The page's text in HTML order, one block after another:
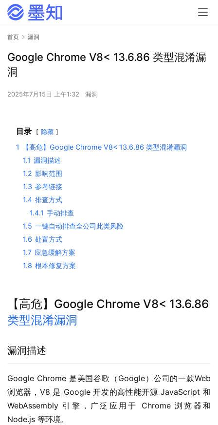
首页 漏洞
Google Chrome V8< 13.6.86 类型混淆漏
洞
2025年7月15日 上午1:32 漏洞
目录 隐藏
1
【高危】Google Chrome V8< 13.6.86 类型混淆漏洞
1.1 漏洞描述
1.2 影响范围
1.3 参考链接
1.4 排查方式
1.4.1 手动排查
1.5 一键自动排查全公司此类风险
1.6 处置方式
1.7 应急缓解方案
1.8 根本修复方案
【高危】Google Chrome V8< 13.6.86
类型混淆漏洞
漏洞描述
Google Chrome 是美国谷歌（Google）公司的一款Web
浏览器，V8 是 Google 开发的高性能开源 JavaScript 和
WebAssembly 引擎，广泛应用于 Chrome 浏览器和
Node.js 等环境。